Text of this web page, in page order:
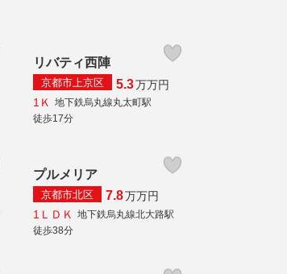
リバティ西陣
京都市上京区 5.3万万円
1Ｋ
地下鉄烏丸線丸太町駅
徒歩17分
プルメリア
京都市北区 7.8万万円
1ＬＤＫ
地下鉄烏丸線北大路駅
徒歩38分